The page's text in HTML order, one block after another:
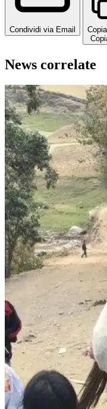
Condividi via Email
News correlate